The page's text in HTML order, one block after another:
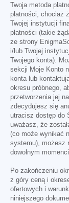
Twoja metoda
płatności, chociaż
Twojej instytucji
płatności (takie
ze strony
i/lub Twojej
Twojego konta).
sekcji Moje Konto
konta lub
okresu próbnego,
przetworzenia jej
zdecydujesz się
utracisz dostęp do
uważasz, że
(co może wynikać
systemu), możesz
dowolnym
Po zakończeniu
z góry ceną i
ofertowych i
niniejszego